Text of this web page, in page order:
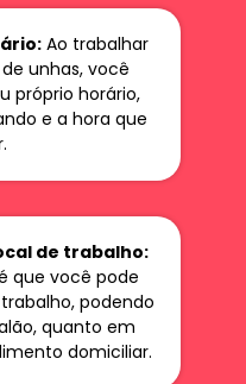
Ao trabalhar
unhas, você
próprio horário,
e a hora que
de trabalho:
que você pode
podendo
quanto em
domiciliar.